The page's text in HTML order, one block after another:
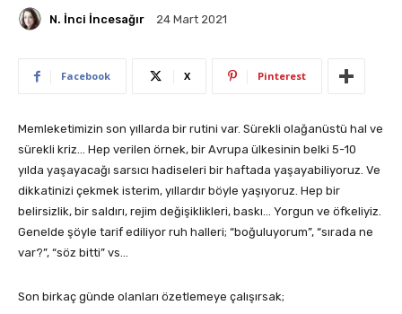
N. İnci İncesağır 24 Mart 2021
Facebook X Pinterest
Memleketimizin son yıllarda bir rutini var. Sürekli olağanüstü hal ve
sürekli kriz… Hep verilen örnek, bir Avrupa ülkesinin belki 5-10
yılda yaşayacağı sarsıcı hadiseleri bir haftada yaşayabiliyoruz. Ve
dikkatinizi çekmek isterim, yıllardır böyle yaşıyoruz. Hep bir
belirsizlik, bir saldırı, rejim değişiklikleri, baskı… Yorgun ve öfkeliyiz.
Genelde şöyle tarif ediliyor ruh halleri; “boğuluyorum”, “sırada ne
var?”, “söz bitti” vs…
Son birkaç günde olanları özetlemeye çalışırsak;